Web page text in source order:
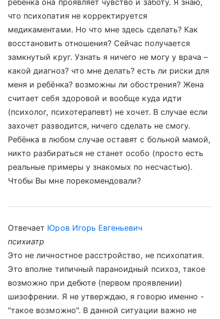
ребёнка она проявляет чувство и заботу. Я знаю,
что психопатия не корректируется
медикаментами. Но что мне здесь сделать? Как
восстановить отношения? Сейчас получается
замкнутый круг. Узнать я ничего не могу у врача –
какой диагноз? что мне делать? есть ли риски для
меня и ребёнка? возможны ли обострения? Жена
считает себя здоровой и вообще куда идти
(психолог, психотерапевт) не хочет. В случае если
захочет разводится, ничего сделать не смогу.
Ребёнка в любом случае оставят с больной мамой,
никто разбираться не станет особо (просто есть
реальные примеры у знакомых по несчастью).
Чтобы Вы мне порекомендовали?
Отвечает Юров Игорь Евгеньевич
психиатр
Это не личностное расстройство, не психопатия.
Это вполне типичный параноидный психоз, такое
возможно при дебюте (первом проявлении)
шизофрении. Я не утверждаю, я говорю именно -
"такое возможно". В данной ситуации важно не